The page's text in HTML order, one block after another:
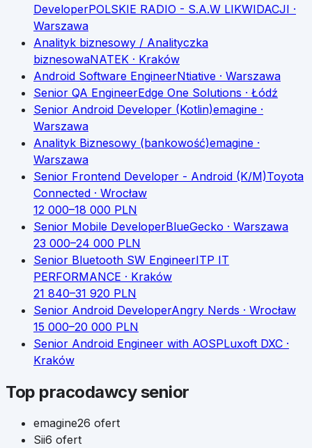
DeveloperPOLSKIE RADIO - S.A.W LIKWIDACJI ·
Warszawa
Analityk biznesowy / Analityczka
biznesowaNATEK · Kraków
Android Software EngineerNtiative · Warszawa
Senior QA EngineerEdge One Solutions · Łódź
Senior Android Developer (Kotlin)emagine ·
Warszawa
Analityk Biznesowy (bankowość)emagine ·
Warszawa
Senior Frontend Developer - Android (K/M)Toyota
Connected · Wrocław
12 000–18 000 PLN
Senior Mobile DeveloperBlueGecko · Warszawa
23 000–24 000 PLN
Senior Bluetooth SW EngineerITP IT
PERFORMANCE · Kraków
21 840–31 920 PLN
Senior Android DeveloperAngry Nerds · Wrocław
15 000–20 000 PLN
Senior Android Engineer with AOSPLuxoft DXC ·
Kraków
Top pracodawcysenior
emagine26 ofert
Sii6 ofert